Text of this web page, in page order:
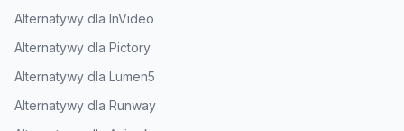
Alternatywy dla InVideo
Alternatywy dla Pictory
Alternatywy dla Lumen5
Alternatywy dla Runway